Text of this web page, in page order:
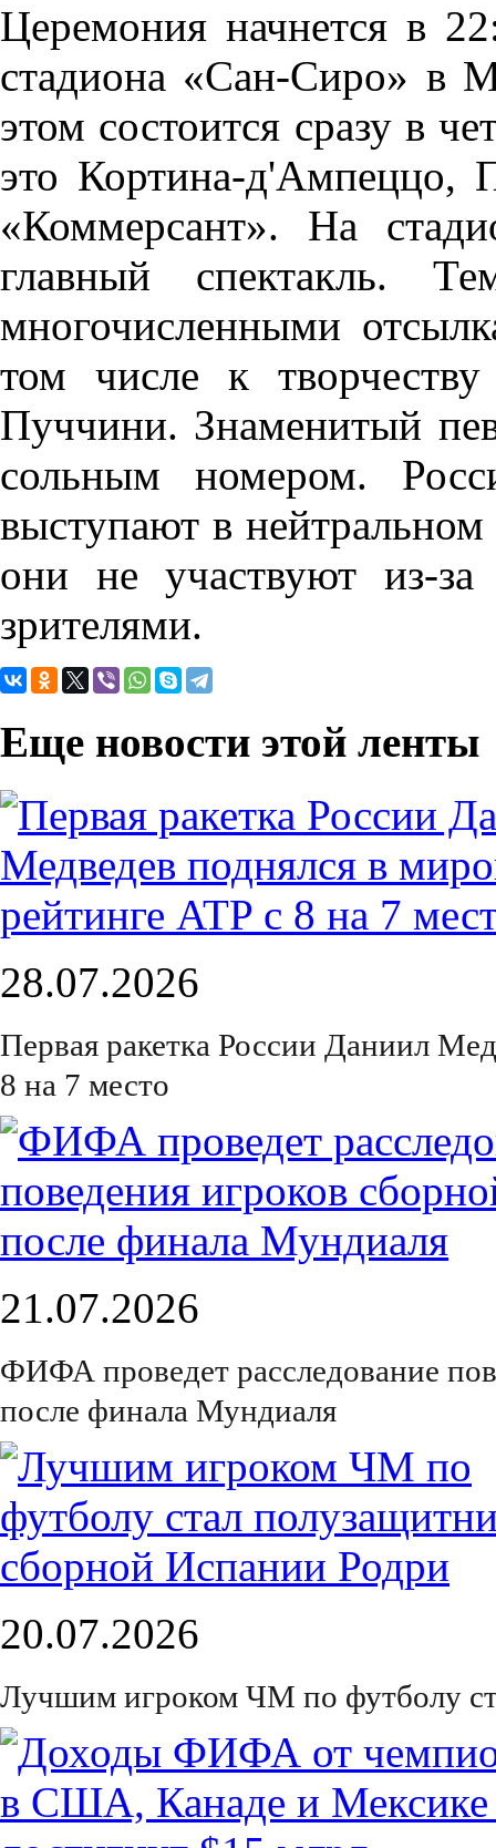
Церемония начнется в
стадиона «Сан-Сиро» в
этом состоится сразу в
это Кортина-
«Коммерсант». На
главный спектакль.
многочисленными
том числе к
Пуччини. Знаменитый
сольным номером.
выступают в
они не участвуют из-
зрителями.
Еще новости этой ленты
28.07.2026
Первая ракетка России Даниил
8 на 7 место
21.07.2026
ФИФА проведет расследование
после финала Мундиаля
20.07.2026
Лучшим игроком ЧМ по футболу